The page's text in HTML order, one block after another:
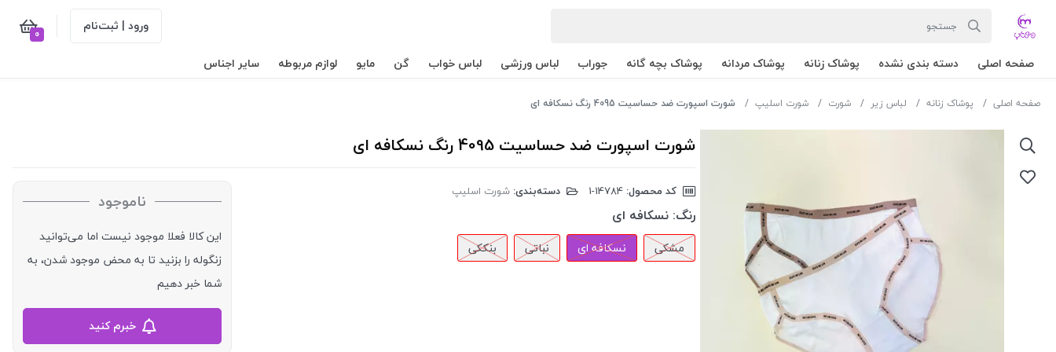
ورود | ثبت‌نام 0
صفحه اصلی دسته بندی نشده پوشاک زنانه پوشاک مردانه پوشاک بچه گانه جوراب لباس ورزشی لباس خواب گن مایو لوازم مربوطه سایر اجناس
صفحه اصلی پوشاک زنانه لباس زیر شورت شورت اسلیپ شورت اسپورت ضد حساسیت 4095 رنگ نسکافه ای
شورت اسپورت ضد حساسیت 4095 رنگ نسکافه ای
کد محصول: دسته‌بندی: شورت اسلیپ
رنگ: نسکافه ای
مشکی نسکافه ای نباتی بنککی
ناموجود
این کالا فعلا موجود نیست اما می‌توانید
زنگوله را بزنید تا به محض موجود شدن، به
شما خبر دهیم
خبرم کنید